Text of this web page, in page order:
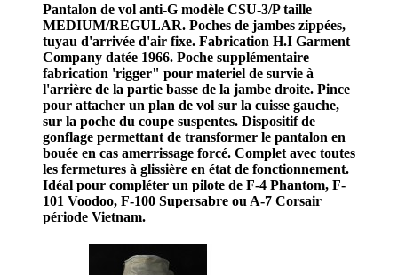
Pantalon de vol anti-G modèle CSU-3/P taille
MEDIUM/REGULAR. Poches de jambes zippées,
tuyau d'arrivée d'air fixe. Fabrication H.I Garment
Company datée 1966. Poche supplémentaire
fabrication 'rigger" pour materiel de survie à
l'arrière de la partie basse de la jambe droite. Pince
pour attacher un plan de vol sur la cuisse gauche,
sur la poche du coupe suspentes. Dispositif de
gonflage permettant de transformer le pantalon en
bouée en cas amerrissage forcé. Complet avec toutes
les fermetures à glissière en état de fonctionnement.
Idéal pour compléter un pilote de F-4 Phantom, F-
101 Voodoo, F-100 Supersabre ou A-7 Corsair
période Vietnam.